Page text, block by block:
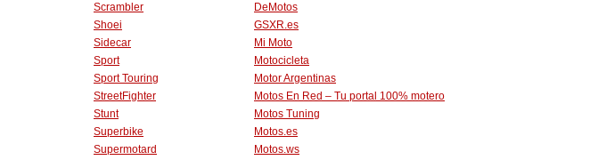
Scrambler
Shoei
Sidecar
Sport
Sport Touring
StreetFighter
Stunt
Superbike
Supermotard
DeMotos
GSXR.es
Mi Moto
Motocicleta
Motor Argentinas
Motos En Red – Tu portal 100% motero
Motos Tuning
Motos.es
Motos.ws